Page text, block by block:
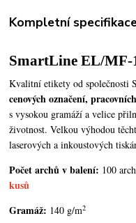
Kompletní
SmartLine EL/MF-
Kvalitní etikety od společnosti
cenových označení,
s vysokou gramáží a velice
životnost. Velkou výhodou
laserových a inkoustových
Počet archů v balení: 100
kusů
Gramáž: 140 g/m2